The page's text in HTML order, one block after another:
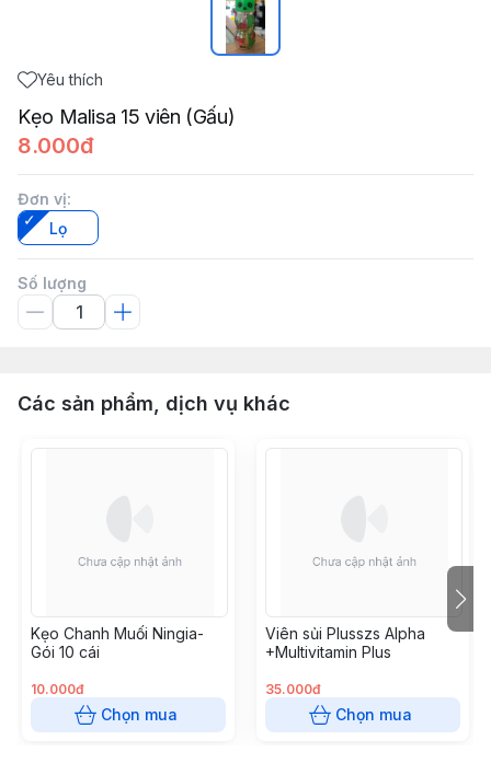
Yêu thích
Kẹo Malisa 15 viên (Gấu)
8.000đ
Đơn vị:
Lọ
Số lượng
Các sản phẩm, dịch vụ khác
Kẹo Chanh Muối Ningia-
Gói 10 cái
10.000đ
Chọn mua
Viên sủi Plusszs Alpha
+Multivitamin Plus
35.000đ
Chọn mua